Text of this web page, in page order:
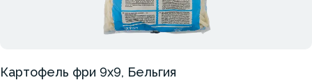
Картофель фри 9х9, Бельгия